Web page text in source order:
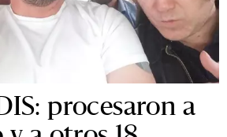
procesaron a